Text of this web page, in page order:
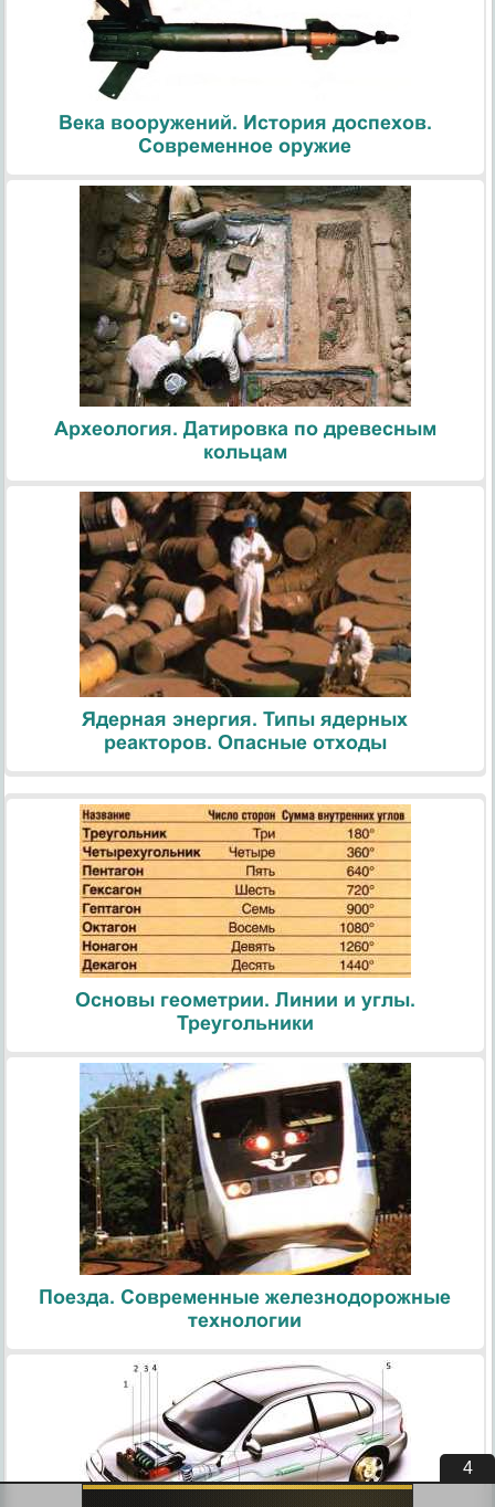
Века вооружений. История доспехов.
Современное оружие
Археология. Датировка по древесным
кольцам
Ядерная энергия. Типы ядерных
реакторов. Опасные отходы
Основы геометрии. Линии и углы.
Треугольники
Поезда. Современные железнодорожные
технологии
3